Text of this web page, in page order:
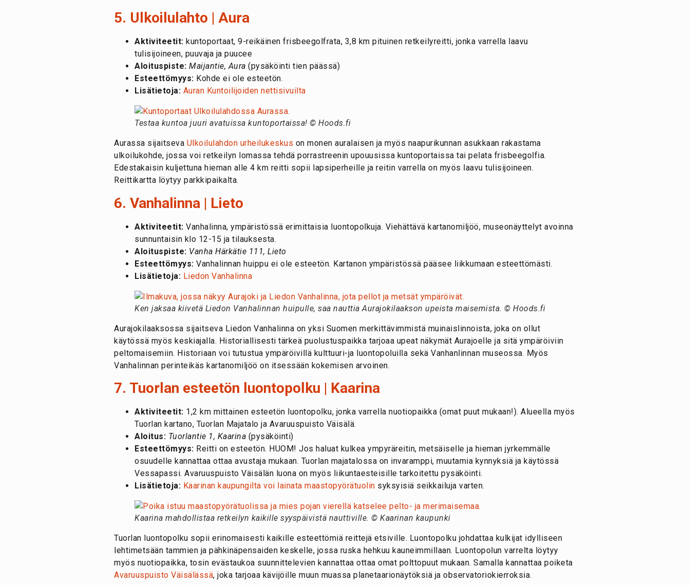
5. Ulkoilulahto | Aura
Aktiviteetit: kuntoportaat, 9-reikäinen frisbeegolfrata, 3,8 km pituinen retkeilyreitti, jonka varrella laavu
tulisijoineen, puuvaja ja puucee
Aloituspiste: Maijantie, Aura (pysäköinti tien päässä)
Esteettömyys: Kohde ei ole esteetön.
Lisätietoja: Auran Kuntoilijoiden nettisivuilta
Testaa kuntoa juuri avatuissa kuntoportaissa! © Hoods.fi
Aurassa sijaitseva Ulkoilulahdon urheilukeskus on monen auralaisen ja myös naapurikunnan asukkaan rakastama
ulkoilukohde, jossa voi retkeilyn lomassa tehdä porrastreenin upouusissa kuntoportaissa tai pelata frisbeegolfia.
Edestakaisin kuljettuna hieman alle 4 km reitti sopii lapsiperheille ja reitin varrella on myös laavu tulisijoineen.
Reittikartta löytyy parkkipaikalta.
6. Vanhalinna | Lieto
Aktiviteetit: Vanhalinna, ympäristössä erimittaisia luontopolkuja. Viehättävä kartanomiljöö, museonäyttelyt avoinna
sunnuntaisin klo 12-15 ja tilauksesta.
Aloituspiste: Vanha Härkätie 111, Lieto
Esteettömyys: Vanhalinnan huippu ei ole esteetön. Kartanon ympäristössä pääsee liikkumaan esteettömästi.
Lisätietoja: Liedon Vanhalinna
Ken jaksaa kiivetä Liedon Vanhalinnan huipulle, saa nauttia Aurajokilaakson upeista maisemista. © Hoods.fi
Aurajokilaaksossa sijaitseva Liedon Vanhalinna on yksi Suomen merkittävimmistä muinaislinnoista, joka on ollut
käytössä myös keskiajalla. Historiallisesti tärkeä puolustuspaikka tarjoaa upeat näkymät Aurajoelle ja sitä ympäröiviin
peltomaisemiin. Historiaan voi tutustua ympäröivillä kulttuuri-ja luontopoluilla sekä Vanhanlinnan museossa. Myös
Vanhalinnan perinteikäs kartanomiljöö on itsessään kokemisen arvoinen.
7. Tuorlan esteetön luontopolku | Kaarina
Aktiviteetit: 1,2 km mittainen esteetön luontopolku, jonka varrella nuotiopaikka (omat puut mukaan!). Alueella myös
Tuorlan kartano, Tuorlan Majatalo ja Avaruuspuisto Väisälä.
Aloitus: Tuorlantie 1, Kaarina (pysäköinti)
Esteettömyys: Reitti on esteetön. HUOM! Jos haluat kulkea ympyräreitin, metsäiselle ja hieman jyrkemmälle
osuudelle kannattaa ottaa avustaja mukaan. Tuorlan majatalossa on invaramppi, muutamia kynnyksiä ja käytössä
Vessapassi. Avaruuspuisto Väisälän luona on myös liikuntaesteisille tarkoitettu pysäköinti.
Lisätietoja: Kaarinan kaupungilta voi lainata maastopyörätuolin syksyisiä seikkailuja varten.
Kaarina mahdollistaa retkeilyn kaikille syyspäivistä nauttiville. © Kaarinan kaupunki
Tuorlan luontopolku sopii erinomaisesti kaikille esteettömiä reittejä etsiville. Luontopolku johdattaa kulkijat idylliseen
lehtimetsään tammien ja pähkinäpensaiden keskelle, jossa ruska hehkuu kauneimmillaan. Luontopolun varrelta löytyy
myös nuotiopaikka, tosin evästaukoa suunnittelevien kannattaa ottaa omat polttopuut mukaan. Samalla kannattaa poiketa
Avaruuspuisto Väisälässä, joka tarjoaa kävijöille muun muassa planetaarionäytöksiä ja observatoriokierroksia.